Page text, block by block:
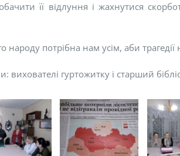
її відлуння і жахнутися
народу потрібна нам усім, аби
вихователі гуртожитку і старший